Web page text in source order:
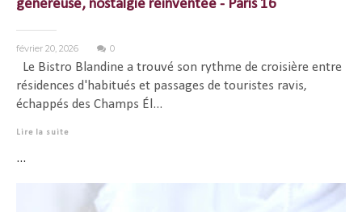
généreuse, nostalgie réinventée - Paris 16
février 20, 2026 0
Le Bistro Blandine a trouvé son rythme de croisière entre
résidences d'habitués et passages de touristes ravis,
échappés des Champs Él...
Lire la suite
...